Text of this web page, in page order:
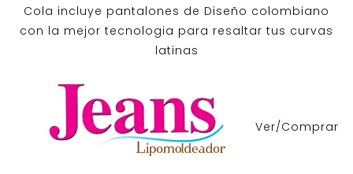
Cola incluye pantalones de Diseño colombiano
con la mejor tecnologia para resaltar tus curvas
latinas
Ver/Comprar